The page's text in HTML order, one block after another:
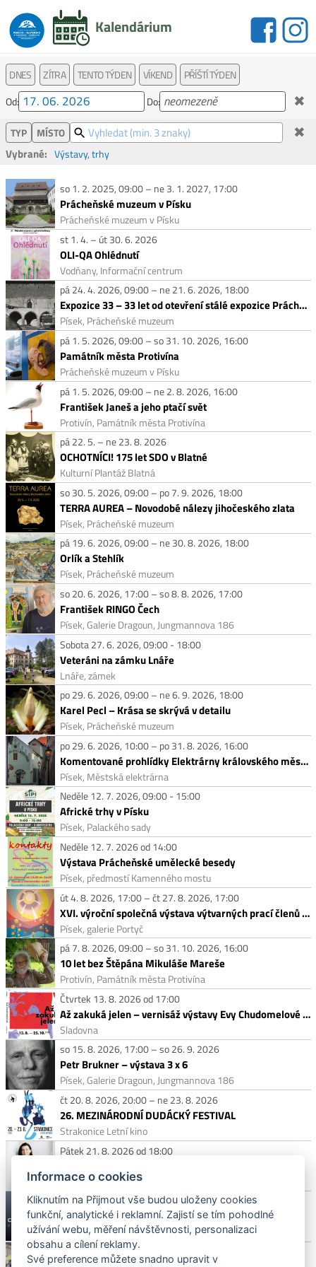
Kalendárium
DNES ZÍTRA TENTO TÝDEN VÍKEND
PŘÍŠTÍ TÝDEN
Od:
Do: ✖
TYP MÍSTO ✖
Vybrané: Výstavy, trhy
so 1. 2. 2025, 09:00 – ne 3. 1. 2027, 17:00
Prácheňské muzeum v Písku
Prácheňské muzeum v Písku
st 1. 4. – út 30. 6. 2026
OLI-QA Ohlédnutí
Vodňany, Informační centrum
pá 24. 4. 2026, 09:00 – ne 21. 6. 2026, 18:00
Expozice 33 – 33 let od otevření stálé expozice Prácheňského muzea
Písek, Prácheňské muzeum
pá 1. 5. 2026, 09:00 – so 31. 10. 2026, 16:00
Památník města Protivína
Prácheňské muzeum v Písku
pá 1. 5. 2026, 09:00 – ne 2. 8. 2026, 16:00
František Janeš a jeho ptačí svět
Protivín, Památník města Protivína
pá 22. 5. – ne 23. 8. 2026
OCHOTNÍCI! 175 let SDO v Blatné
Kulturní Plantáž Blatná
so 30. 5. 2026, 09:00 – po 7. 9. 2026, 18:00
TERRA AUREA – Novodobé nálezy jihočeského zlata
Písek, Prácheňské muzeum
pá 19. 6. 2026, 09:00 – ne 30. 8. 2026, 18:00
Orlík a Stehlík
Písek, Prácheňské muzeum
so 20. 6. 2026, 17:00 – so 8. 8. 2026, 17:00
František RINGO Čech
Písek, Galerie Dragoun, Jungmannova 186
Sobota 27. 6. 2026, 09:00 - 18:00
Veteráni na zámku Lnáře
Lnáře, zámek
po 29. 6. 2026, 09:00 – ne 6. 9. 2026, 18:00
Karel Pecl – Krása se skrývá v detailu
Písek, Prácheňské muzeum
po 29. 6. 2026, 10:00 – po 31. 8. 2026, 16:00
Komentované prohlídky Elektrárny královského města Písku
Písek, Městská elektrárna
Neděle 12. 7. 2026, 09:00 - 15:00
Africké trhy v Písku
Písek, Palackého sady
Neděle 12. 7. 2026 od 14:00
Výstava Prácheňské umělecké besedy
Písek, předmostí Kamenného mostu
út 4. 8. 2026, 17:00 – čt 27. 8. 2026, 17:00
XVI. výroční společná výstava výtvarných prací členů Prácheňské umělecké besedy
Písek, galerie Portyč
pá 7. 8. 2026, 09:00 – so 31. 10. 2026, 16:00
10 let bez Štěpána Mikuláše Mareše
Protivín, Památník města Protivína
Čtvrtek 13. 8. 2026 od 17:00
Až zakuká jelen – vernisáž výstavy Evy Chudomelové v Malé galerii
Sladovna
so 15. 8. 2026, 17:00 – so 26. 9. 2026
Petr Brukner – výstava 3 x 6
Písek, Galerie Dragoun, Jungmannova 186
čt 20. 8. 2026, 20:00 – ne 23. 8. 2026
26. MEZINÁRODNÍ DUDÁCKÝ FESTIVAL
Strakonice Letní kino
Pátek 21. 8. 2026 od 18:00
Písek, Galerie Dragoun, Jungmannova 186
Sobota 29. 8. 2026 od 10:00
Concorso Castle Blatna
Blatná, zámek Blatná
Neděle 8. 11. 2026
Informace o cookies
Kliknutím na Přijmout vše budou uloženy cookies
funkční, analytické i reklamní. Zajistí se tím pohodlné
užívání webu, měření návštěvnosti, personalizaci
obsahu a cílení reklamy.
Své preference můžete snadno upravit v